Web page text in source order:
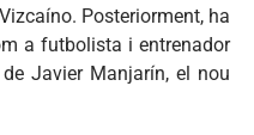
Posteriorment, ha
a futbolista i entrenador
Javier Manjarín, el nou